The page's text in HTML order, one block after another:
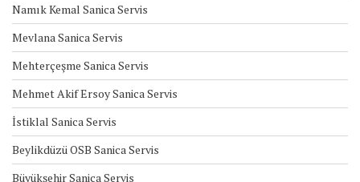
Namık Kemal Sanica Servis
Mevlana Sanica Servis
Mehterçeşme Sanica Servis
Mehmet Akif Ersoy Sanica Servis
İstiklal Sanica Servis
Beylikdüzü OSB Sanica Servis
Büyükşehir Sanica Servis